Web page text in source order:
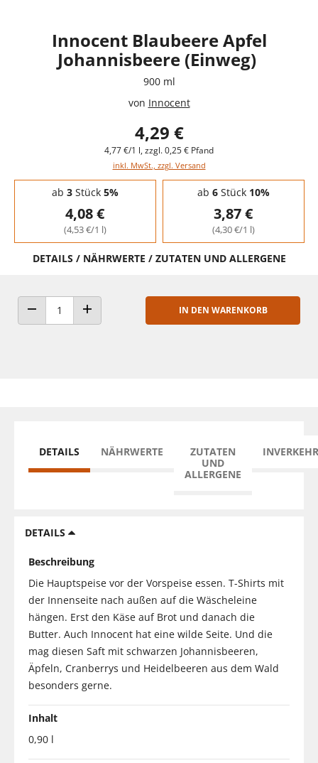
Innocent Blaubeere Apfel
Johannisbeere (Einweg)
900 ml
von Innocent
4,29 €
4,77 €/1 l, zzgl. 0,25 € Pfand
inkl. MwSt., zzgl. Versand
Staffelpreise - Mengenrabatt
ab 3Stück 5%
4,08 €
(4,53 €/1 l)
ab 6Stück 10%
3,87 €
(4,30 €/1 l)
DETAILS / NÄHRWERTE / ZUTATEN UND ALLERGENE
ANZAHL VERRINGERNANZAHL ERHÖHEN
IN DEN WARENKORB
DETAILS NÄHRWERTE
ZUTATEN
UND
ALLERGENE
DETAILS
Beschreibung
Die Hauptspeise vor der Vorspeise essen. T-Shirts mit
der Innenseite nach außen auf die Wäscheleine
hängen. Erst den Käse auf Brot und danach die
Butter. Auch Innocent hat eine wilde Seite. Und die
mag diesen Saft mit schwarzen Johannisbeeren,
Äpfeln, Cranberrys und Heidelbeeren aus dem Wald
besonders gerne.
Inhalt
0,90 l